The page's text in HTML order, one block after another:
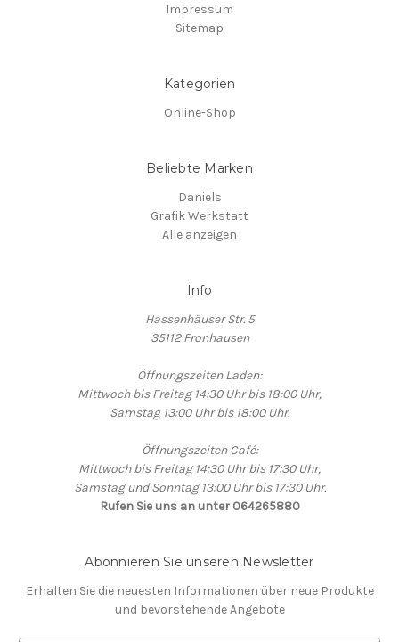
Impressum
Sitemap
Kategorien
Online-Shop
Beliebte Marken
Daniels
Grafik Werkstatt
Alle anzeigen
Info
Hassenhäuser Str. 5
35112 Fronhausen
Öffnungszeiten Laden:
Mittwoch bis Freitag 14:30 Uhr bis 18:00 Uhr,
Samstag 13:00 Uhr bis 18:00 Uhr.
Öffnungszeiten Café:
Mittwoch bis Freitag 14:30 Uhr bis 17:30 Uhr,
Samstag und Sonntag 13:00 Uhr bis 17:30 Uhr.
Rufen Sie uns an unter 064265880
Abonnieren Sie unseren Newsletter
Erhalten Sie die neuesten Informationen über neue Produkte
und bevorstehende Angebote